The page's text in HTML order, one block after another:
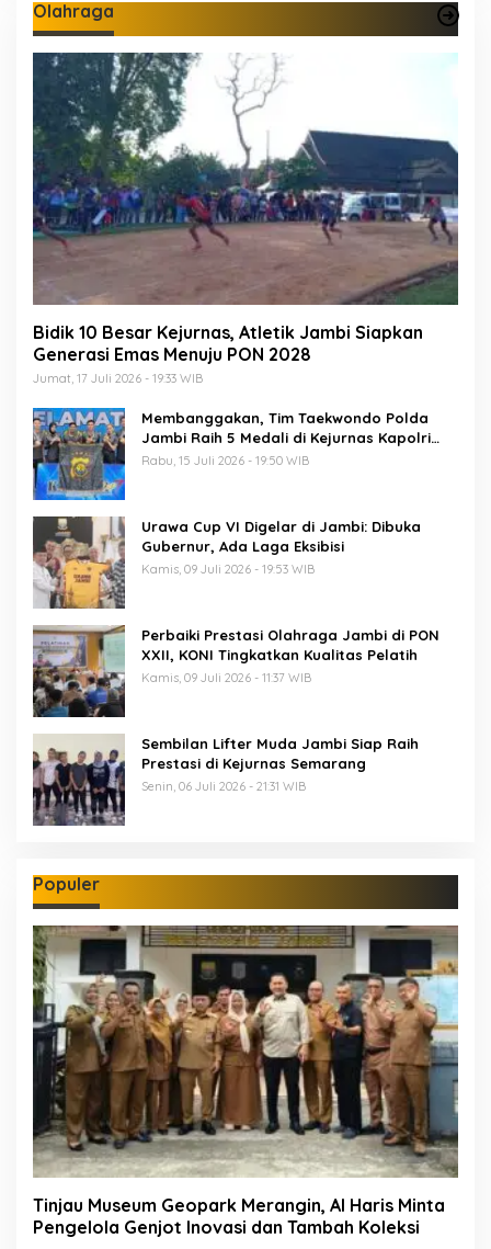
Olahraga
Bidik 10 Besar Kejurnas, Atletik Jambi Siapkan
Generasi Emas Menuju PON 2028
Jumat, 17 Juli 2026 - 19:33 WIB
Membanggakan, Tim Taekwondo Polda
Jambi Raih 5 Medali di Kejurnas Kapolri
Cup 7
Rabu, 15 Juli 2026 - 19:50 WIB
Urawa Cup VI Digelar di Jambi: Dibuka
Gubernur, Ada Laga Eksibisi
Kamis, 09 Juli 2026 - 19:53 WIB
Perbaiki Prestasi Olahraga Jambi di PON
XXII, KONI Tingkatkan Kualitas Pelatih
Kamis, 09 Juli 2026 - 11:37 WIB
Sembilan Lifter Muda Jambi Siap Raih
Prestasi di Kejurnas Semarang
Senin, 06 Juli 2026 - 21:31 WIB
Populer
Tinjau Museum Geopark Merangin, Al Haris Minta
Pengelola Genjot Inovasi dan Tambah Koleksi